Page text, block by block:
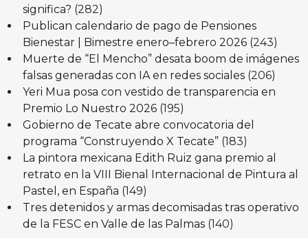
significa? (282)
Publican calendario de pago de Pensiones
Bienestar | Bimestre enero–febrero 2026 (243)
Muerte de “El Mencho” desata boom de imágenes
falsas generadas con IA en redes sociales (206)
Yeri Mua posa con vestido de transparencia en
Premio Lo Nuestro 2026 (195)
Gobierno de Tecate abre convocatoria del
programa “Construyendo X Tecate” (183)
La pintora mexicana Edith Ruiz gana premio al
retrato en la VIII Bienal Internacional de Pintura al
Pastel, en España (149)
Tres detenidos y armas decomisadas tras operativo
de la FESC en Valle de las Palmas (140)